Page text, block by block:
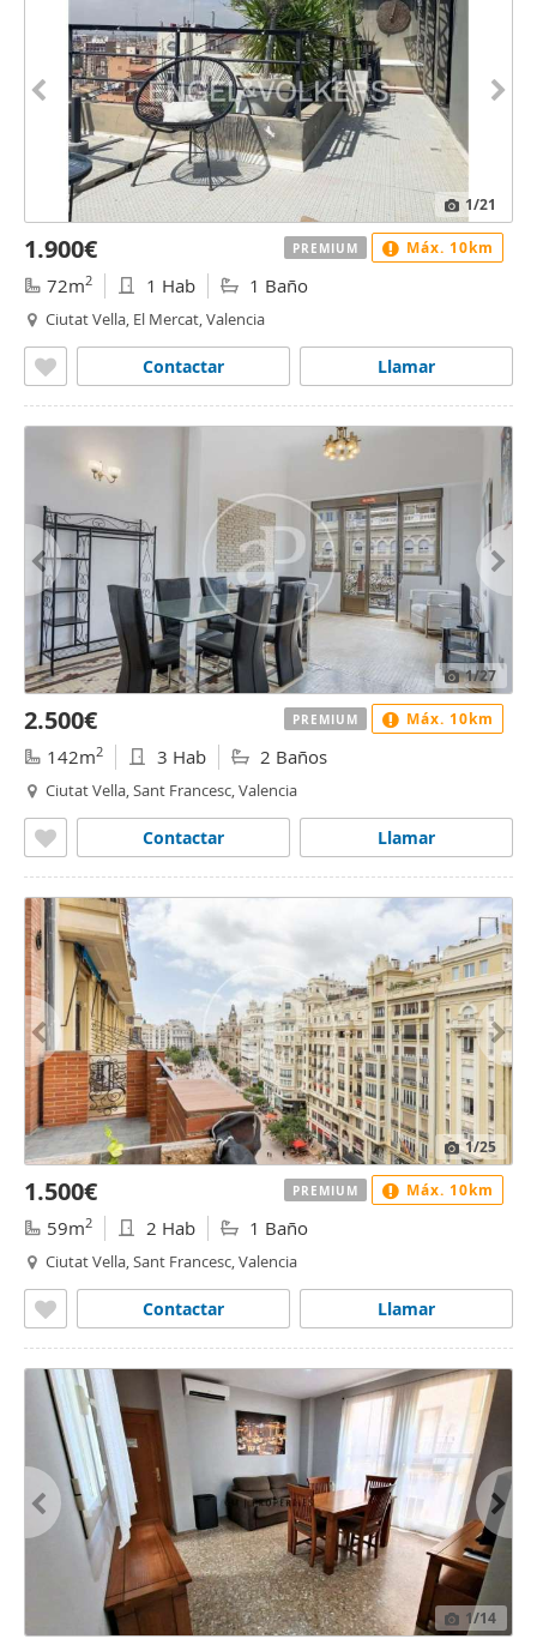
1/21
1.900€
72m2 1 Hab 1 Baño
Ciutat Vella, El Mercat, Valencia
Llamar
Contactar
PREMIUM Máx. 10km
1/27
2.500€
142m2 3 Hab 2 Baños
Ciutat Vella, Sant Francesc, Valencia
Llamar
Contactar
PREMIUM Máx. 10km
1/25
1.500€
59m2 2 Hab 1 Baño
Ciutat Vella, Sant Francesc, Valencia
Llamar
Contactar
PREMIUM Máx. 10km
1/14